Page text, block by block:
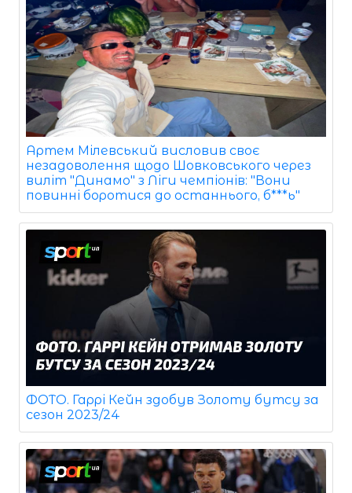
Артем Мілевський висловив своє
незадоволення щодо Шовковського через
виліт "Динамо" з Ліги чемпіонів: "Вони
повинні боротися до останнього, б***ь"
ФОТО. Гаррі Кейн здобув Золоту бутсу за
сезон 2023/24